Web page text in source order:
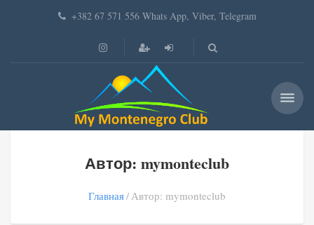
+382 67 571 556 Whats App, Viber, Telegram
Автор: mymonteclub
Главная Автор: mymonteclub